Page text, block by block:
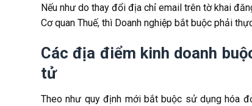
Nếu như do thay đổi địa chỉ email trên tờ khai
Cơ quan Thuế, thì Doanh nghiệp bắt buộc phải
Các địa điểm kinh doanh
tử
Theo như quy định mới bắt buộc sử dụng hóa